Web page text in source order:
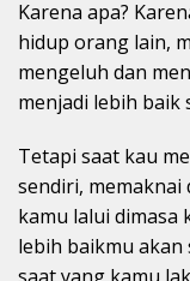
Karena apa?
hidup orang lain,
mengeluh dan
menjadi lebih baik
Tetapi saat kau
sendiri, memaknai
kamu lalui dimasa
lebih baikmu akan